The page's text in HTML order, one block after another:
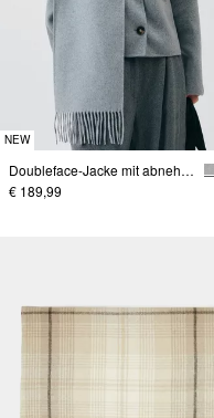
NEW
Doubleface-Jacke mit abnehmbarem Schal
€ 189,99